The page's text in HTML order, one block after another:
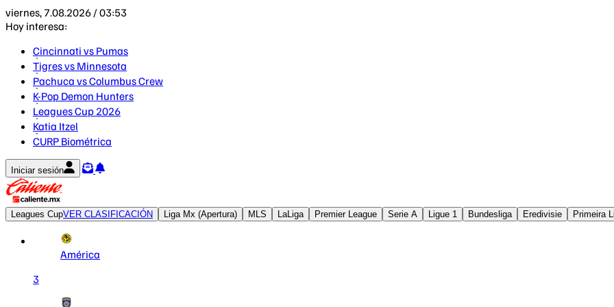
viernes, 7.08.2026 / 03:53
Hoy interesa:
Cincinnati vs Pumas
Tigres vs Minnesota
Pachuca vs Columbus Crew
K-Pop Demon Hunters
Leagues Cup 2026
Katia Itzel
CURP Biométrica
Iniciar sesión
Leagues CupVER CLASIFICACIÓN Liga Mx (Apertura) MLS LaLiga Premier League Serie A Ligue 1 Bundesliga Eredivisie Primeira
América
3